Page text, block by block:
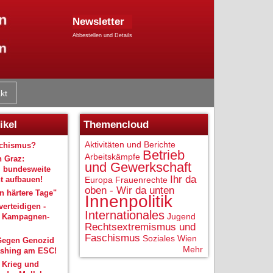
Newsletter
Abbestellen und Details
Graz:
bundesweite
aufbauen!
härtere Tage"
-
Genozid
am ESC!
Krieg und
Themencloud
Aktivitäten und Berichte
Arbeitskämpfe Betrieb
und Gewerkschaft
Europa Frauenrechte Ihr da
oben - Wir da unten
Innenpolitik
Internationales Jugend
Rechtsextremismus und
Faschismus Soziales Wien
Mehr